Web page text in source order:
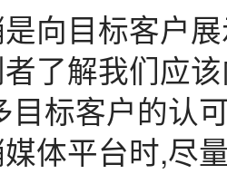
向目标客户
了解我们应
目标客户的认
体平台时,尽